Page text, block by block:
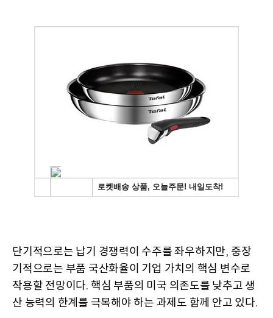
단기적으로는 납기 경쟁력이 수주를 좌우하지만, 중장
기적으로는 부품 국산화율이 기업 가치의 핵심 변수로
작용할 전망이다. 핵심 부품의 미국 의존도를 낮추고 생
산 능력의 한계를 극복해야 하는 과제도 함께 안고 있다.